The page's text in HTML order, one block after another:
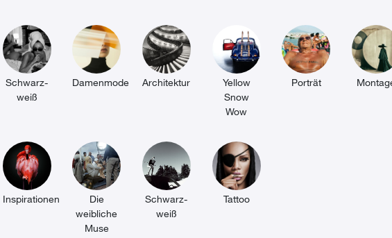
Schwarz-
weiß
Damenmode Architektur
Yellow
Snow
Wow
Porträt
Inspirationen
Die
weibliche
Muse
Schwarz-
weiß
Tattoo